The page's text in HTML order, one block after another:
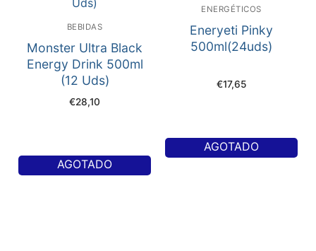
BEBIDAS
Monster Ultra Black
Energy Drink 500ml
(12 Uds)
€28,10
AGOTADO
ENERGÉTICOS
Eneryeti Pinky
500ml(24uds)
€17,65
AGOTADO